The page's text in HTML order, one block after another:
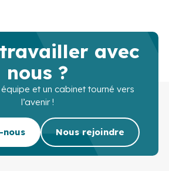
avec
nous ?
et un cabinet tourné vers
l’avenir !
nous Nous rejoindre